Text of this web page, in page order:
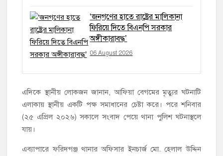
‘জনগণের হাতে রাষ্ট্রের মালিকানা
ফিরিয়ে দিতে বিএনপি সরকার
অঙ্গীকারাবদ্ধ’
06 August 2026
এদিকে স্থানীয় লোকজন জানান, আফিয়া বেগমের মৃত্যুর ঘটনাটি
এলাকায় স্থানীয় একটি পক্ষ সমাধানের চেষ্টা করে। পরে শনিবার
(২৫ এপ্রিল ২০২৬) সকালে সংবাদ পেয়ে থানা পুলিশ ঘটনাস্থলে
যায়।
এব্যাপারে ফরিদগঞ্জ থানার অফিসার ইনচার্জ মো. হেলাল উদ্দিন